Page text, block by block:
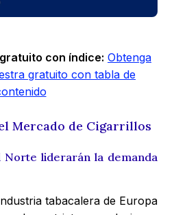
con índice: Obtenga
gratuito con tabla de
Mercado de Cigarrillos
Norte liderarán la demanda
tabacalera de Europa